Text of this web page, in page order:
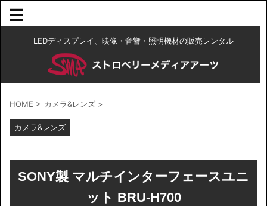
LEDディスプレイ、映像・音響・照明機材の販売レンタル
HOME > カメラ&レンズ >
カメラ&レンズ
SONY製 マルチインターフェースユニ
ット BRU-H700